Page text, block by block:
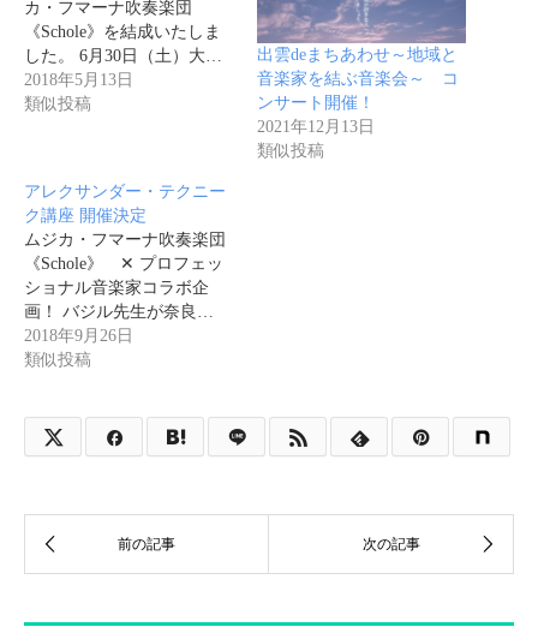
カ・フマーナ吹奏楽団
《Schole》を結成いたしま
した。 6月30日（土）大…
2018年5月13日
類似投稿
出雲deまちあわせ～地域と
音楽家を結ぶ音楽会～ コ
ンサート開催！
2021年12月13日
類似投稿
アレクサンダー・テクニー
ク講座 開催決定
ムジカ・フマーナ吹奏楽団
《Schole》 ✕ プロフェッ
ショナル音楽家コラボ企
画！ バジル先生が奈良…
2018年9月26日
類似投稿